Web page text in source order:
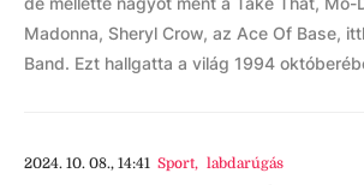
Madonna, Sheryl Crow, az Ace Of Base,
Band. Ezt hallgatta a világ 1994
2024. 10. 08., 14:41 Sport, labdarúgás